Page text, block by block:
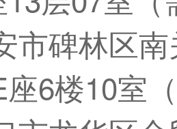
市碑林区
6楼10室